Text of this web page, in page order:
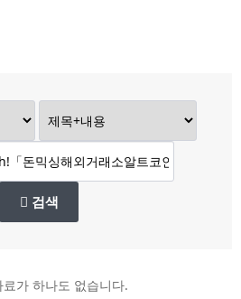
검색
료가 하나도 없습니다.